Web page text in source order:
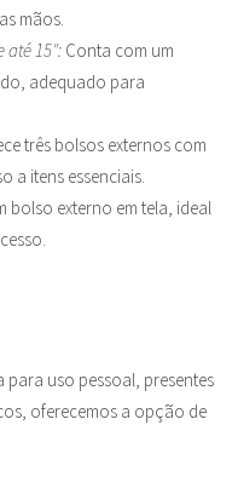
mãos.
15″: Conta com um
adequado para
três bolsos externos com
a itens essenciais.
bolso externo em tela, ideal
para uso pessoal, presentes
oferecemos a opção de